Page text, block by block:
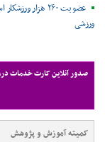
عضویت ۲۶۰
ورزشی
صدور آنلاین کارت خدمات
کمیته آموزش و پژوهش